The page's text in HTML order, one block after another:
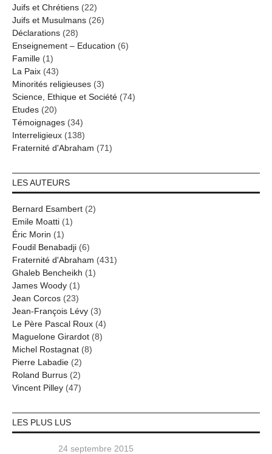
Juifs et Chrétiens (22)
Juifs et Musulmans (26)
Déclarations (28)
Enseignement – Education (6)
Famille (1)
La Paix (43)
Minorités religieuses (3)
Science, Ethique et Société (74)
Etudes (20)
Témoignages (34)
Interreligieux (138)
Fraternité d'Abraham (71)
LES AUTEURS
Bernard Esambert (2)
Emile Moatti (1)
Éric Morin (1)
Foudil Benabadji (6)
Fraternité d'Abraham (431)
Ghaleb Bencheikh (1)
James Woody (1)
Jean Corcos (23)
Jean-François Lévy (3)
Le Père Pascal Roux (4)
Maguelone Girardot (8)
Michel Rostagnat (8)
Pierre Labadie (2)
Roland Burrus (2)
Vincent Pilley (47)
LES PLUS LUS
24 septembre 2015